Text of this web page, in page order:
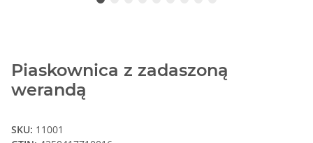
Piaskownica z zadaszoną
werandą
SKU: 11001